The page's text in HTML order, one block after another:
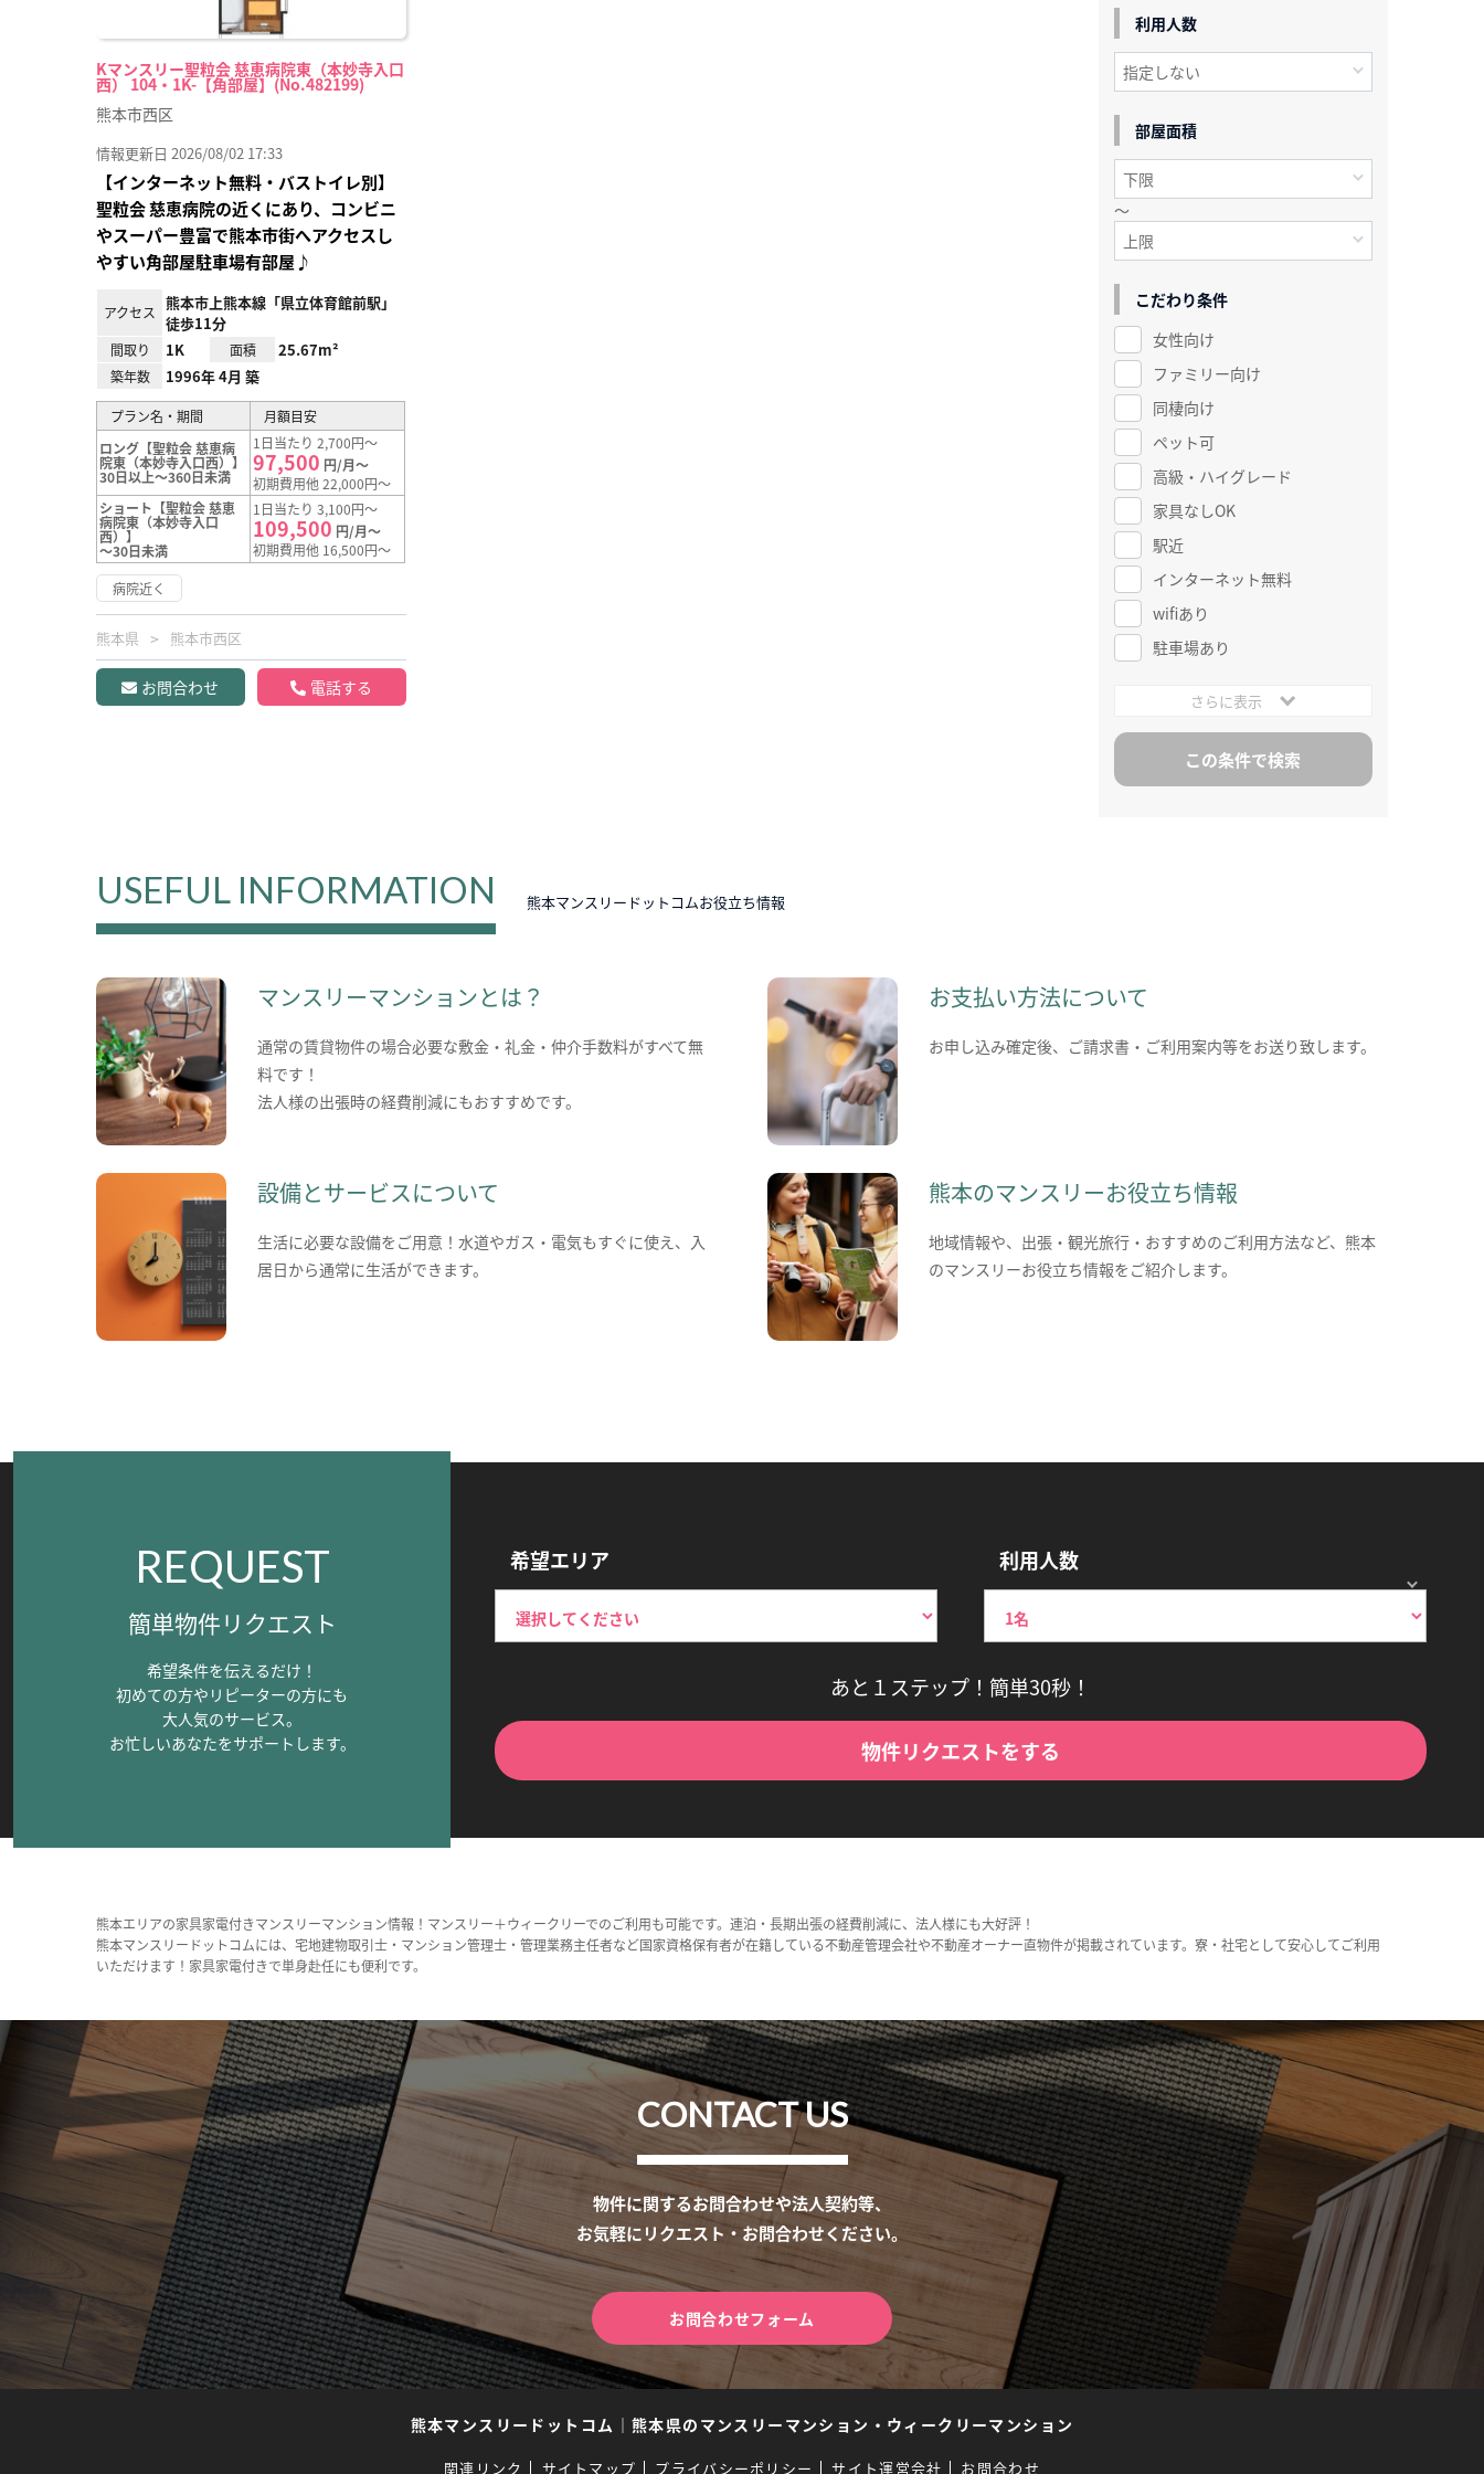
Kマンスリー聖粒会 慈恵病院東（本妙寺入口
西） 104・1K-【角部屋】(No.482199)
熊本市西区
情報更新日 2026/08/02 17:33
【インターネット無料・バストイレ別】
聖粒会 慈恵病院の近くにあり、コンビニ
やスーパー豊富で熊本市街へアクセスし
やすい角部屋駐車場有部屋♪
アクセス
熊本市上熊本線「県立体育館前駅」
徒歩11分
間取り 1K 面積 25.67m²
築年数 1996年 4月 築
プラン名・期間
月額目安
ロング【聖粒会 慈恵病
院東（本妙寺入口西）】
30日以上～360日未満
1日当たり 2,700円～
97,500 円/月～
初期費用他 22,000円～
ショート【聖粒会 慈恵
病院東（本妙寺入口
西）】
～30日未満
1日当たり 3,100円～
109,500 円/月～
初期費用他 16,500円～
病院近く
熊本県 熊本市西区
お問合わせ 電話する
利用人数
部屋面積
～
こだわり条件
女性向け
ファミリー向け
同棲向け
ペット可
高級・ハイグレード
家具なしOK
駅近
インターネット無料
wifiあり
駐車場あり
さらに表示
USEFUL INFORMATION 熊本マンスリードットコムお役立ち情報
マンスリーマンションとは？
通常の賃貸物件の場合必要な敷金・礼金・仲介手数料がすべて無
料です！
法人様の出張時の経費削減にもおすすめです。
お支払い方法について
お申し込み確定後、ご請求書・ご利用案内等をお送り致します。
設備とサービスについて
生活に必要な設備をご用意！水道やガス・電気もすぐに使え、入
居日から通常に生活ができます。
熊本のマンスリーお役立ち情報
地域情報や、出張・観光旅行・おすすめのご利用方法など、熊本
のマンスリーお役立ち情報をご紹介します。
REQUEST
簡単物件リクエスト
希望条件を伝えるだけ！
初めての方やリピーターの方にも
大人気のサービス。
お忙しいあなたをサポートします。
希望エリア 利用人数
あと１ステップ！簡単30秒！
物件リクエストをする
熊本エリアの家具家電付きマンスリーマンション情報！マンスリー＋ウィークリーでのご利用も可能です。連泊・長期出張の経費削減に、法人様にも大好評！
熊本マンスリードットコムには、宅地建物取引士・マンション管理士・管理業務主任者など国家資格保有者が在籍している不動産管理会社や不動産オーナー直物件が掲載されています。寮・社宅として安心してご利用
いただけます！家具家電付きで単身赴任にも便利です。
CONTACT US
物件に関するお問合わせや法人契約等、
お気軽にリクエスト・お問合わせください。
お問合わせフォーム
熊本マンスリードットコム ｜ 熊本県のマンスリーマンション・ウィークリーマンション
関連リンク サイトマップ プライバシーポリシー サイト運営会社 お問合わせ